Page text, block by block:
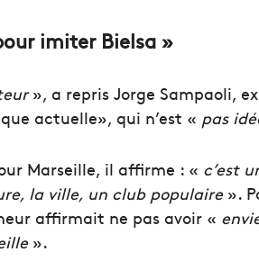
imiter Bielsa »
», a repris Jorge Sampaoli,
actuelle», qui n’est « pas
Marseille, il affirme : « c’est
la ville, un club populaire».
affirmait ne pas avoir «
».